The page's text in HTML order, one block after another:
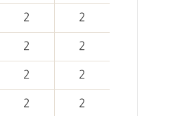
2 2
2 2
2 2
2 2